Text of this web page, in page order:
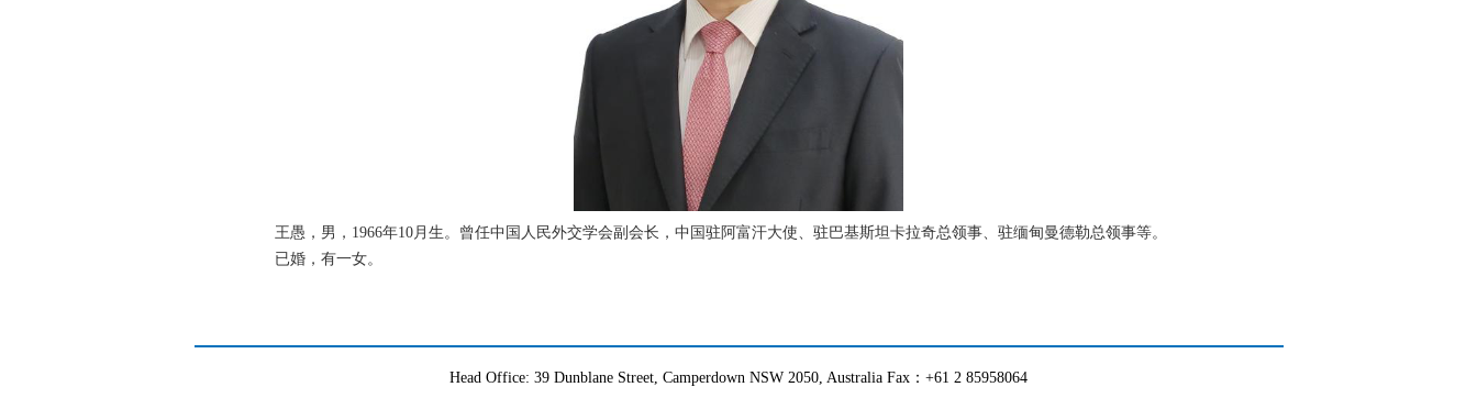
王愚，男，1966年10月生。曾任中国人民外交学会副会长，中国驻阿富汗大使、驻巴基斯坦卡拉奇总领事、驻缅甸曼德勒总领事等。
已婚，有一女。
Head Office: 39 Dunblane Street, Camperdown NSW 2050, Australia Fax：+61 2 85958064